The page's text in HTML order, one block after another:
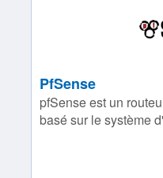
PfSense
pfSense est un
basé sur le système